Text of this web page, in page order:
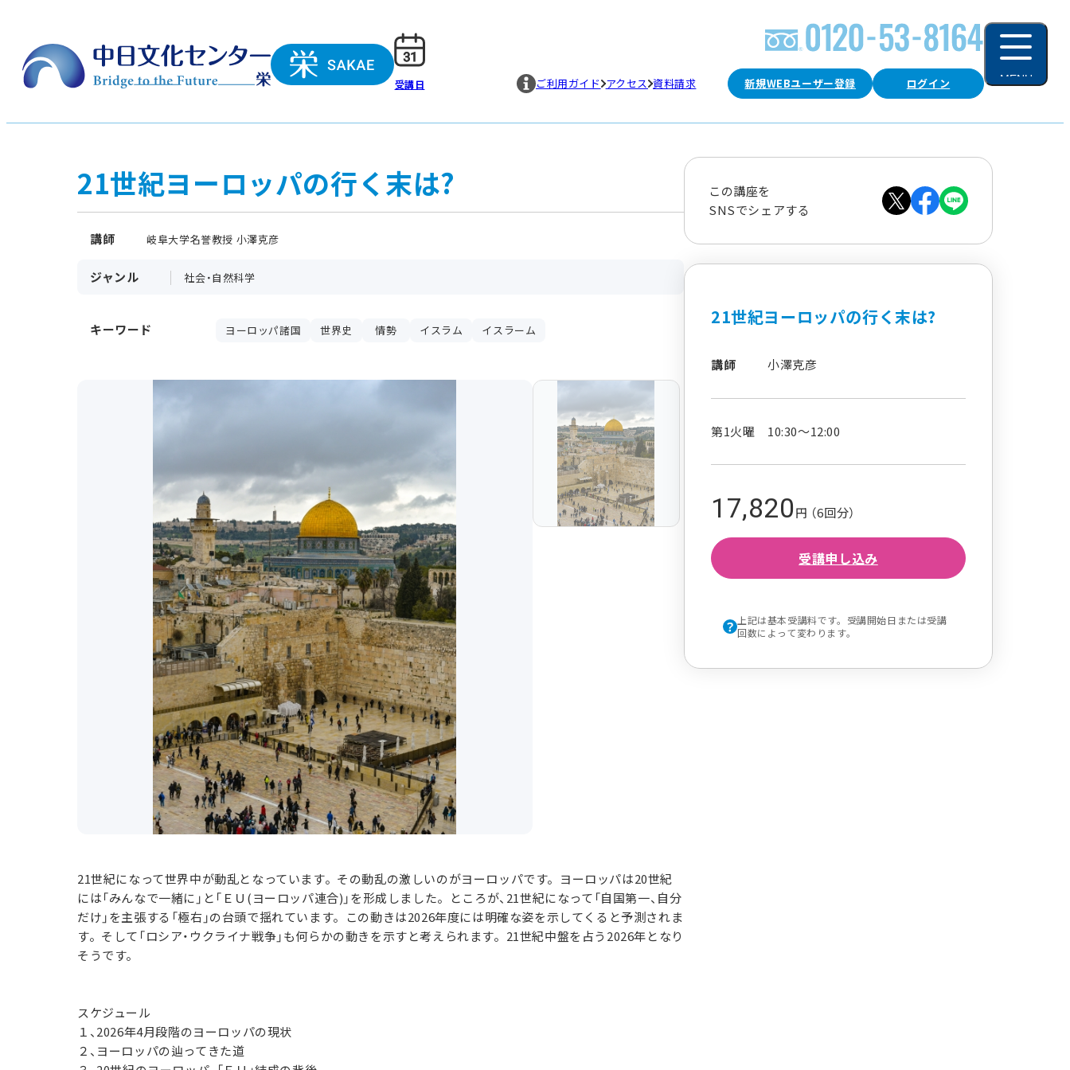
受講日 新規WEBユーザー登録 ログイン
ご利用ガイド アクセス 資料請求 MENU
21世紀ヨーロッパの行く末は?
講師 岐阜大学名誉教授 小澤克彦
ジャンル 社会・自然科学
キーワード ヨーロッパ諸国 世界史 情勢 イスラム イスラーム
21世紀になって世界中が動乱となっています。その動乱の激しいのがヨーロッパです。ヨーロッパは20世紀
には「みんなで一緒に」と「ＥＵ(ヨーロッパ連合)」を形成しました。ところが、21世紀になって「自国第一、自分
だけ」を主張する「極右」の台頭で揺れています。この動きは2026年度には明確な姿を示してくると予測されま
す。そして「ロシア・ウクライナ戦争」も何らかの動きを示すと考えられます。21世紀中盤を占う2026年となり
そうです。
スケジュール
１、2026年4月段階のヨーロッパの現状
２、ヨーロッパの辿ってきた道
この講座を
SNSでシェアする
21世紀ヨーロッパの行く末は?
講師 小澤克彦
第1火曜 10:30～12:00
17,820円 （6回分）
受講申し込み
上記は基本受講料です。受講開始日または受講
回数によって変わります。